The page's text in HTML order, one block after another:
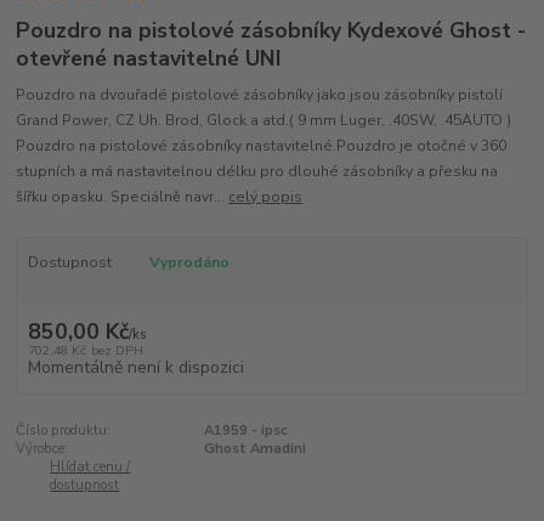
Pouzdro na pistolové zásobníky Kydexové Ghost -
otevřené nastavitelné UNI
Pouzdro na dvouřadé pistolové zásobníky jako jsou zásobníky pistolí
Grand Power, CZ Uh. Brod, Glock a atd.( 9 mm Luger, .40SW, .45AUTO )
Pouzdro na pistolové zásobníky nastavitelné.Pouzdro je otočné v 360
stupních a má nastavitelnou délku pro dlouhé zásobníky a přesku na
šířku opasku. Speciálně navr... celý popis
Dostupnost Vyprodáno
850,00 Kč/ks
702,48 Kč bez DPH
Momentálně není k dispozici
Číslo produktu:
A1959 - ipsc
Výrobce:
Ghost Amadini
Hlídat cenu /
dostupnost